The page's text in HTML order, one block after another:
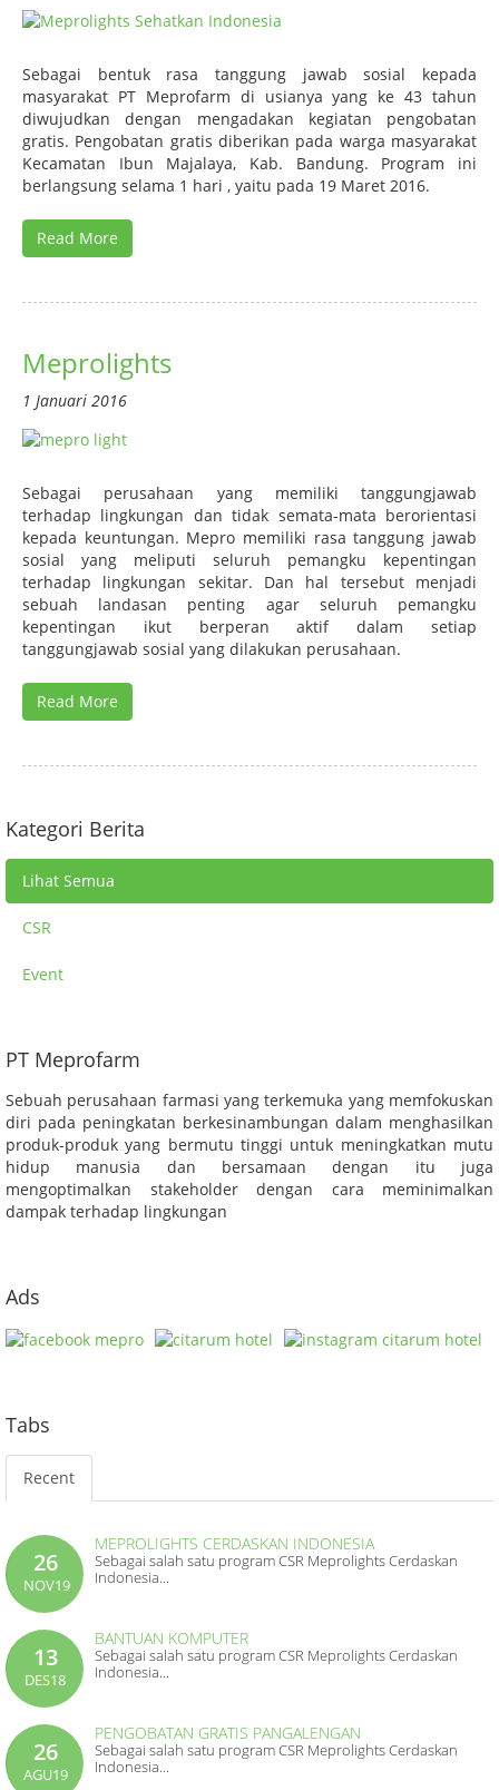
Sebagai bentuk rasa tanggung jawab sosial kepada
masyarakat PT Meprofarm di usianya yang ke 43 tahun
diwujudkan dengan mengadakan kegiatan pengobatan
gratis. Pengobatan gratis diberikan pada warga masyarakat
Kecamatan Ibun Majalaya, Kab. Bandung. Program ini
berlangsung selama 1 hari , yaitu pada 19 Maret 2016.
Read More
Meprolights
1 Januari 2016
Sebagai perusahaan yang memiliki tanggungjawab
terhadap lingkungan dan tidak semata-mata berorientasi
kepada keuntungan. Mepro memiliki rasa tanggung jawab
sosial yang meliputi seluruh pemangku kepentingan
terhadap lingkungan sekitar. Dan hal tersebut menjadi
sebuah landasan penting agar seluruh pemangku
kepentingan ikut berperan aktif dalam setiap
tanggungjawab sosial yang dilakukan perusahaan.
Read More
Kategori Berita
Lihat Semua
CSR
Event
PT Meprofarm
Sebuah perusahaan farmasi yang terkemuka yang memfokuskan
diri pada peningkatan berkesinambungan dalam menghasilkan
produk-produk yang bermutu tinggi untuk meningkatkan mutu
hidup manusia dan bersamaan dengan itu juga
mengoptimalkan stakeholder dengan cara meminimalkan
dampak terhadap lingkungan
Ads
Tabs
Recent
26
NOV19
MEPROLIGHTS CERDASKAN INDONESIA
Sebagai salah satu program CSR Meprolights Cerdaskan
Indonesia...
13
DES18
BANTUAN KOMPUTER
Sebagai salah satu program CSR Meprolights Cerdaskan
Indonesia...
26
AGU19
PENGOBATAN GRATIS PANGALENGAN
Sebagai salah satu program CSR Meprolights Cerdaskan
Indonesia...